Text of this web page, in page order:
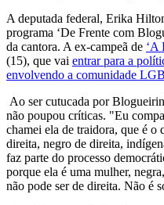
A deputada federal, Erika
programa ‘De Frente com
da cantora. A ex-campeã de ‘A
(15), que vai entrar para a
envolvendo a comunidade
Ao ser cutucada por
não poupou críticas. "Eu
chamei ela de traidora, que é o
direita, negro de direita,
faz parte do processo
porque ela é uma mulher,
não pode ser de direita. Não é